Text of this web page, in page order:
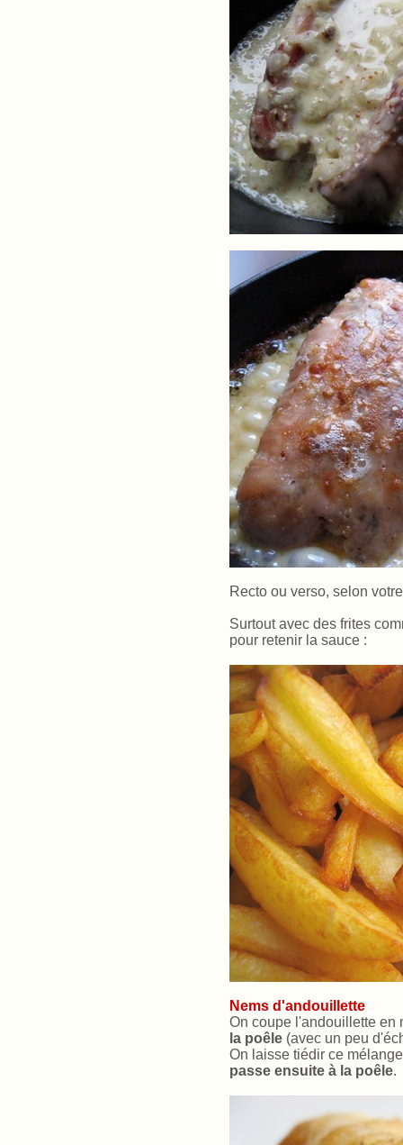
Recto ou verso, selon
Surtout avec des frites
pour retenir la sauce :
Nems d'andouillette
On coupe l'andouillette en
la poêle (avec un peu
On laisse tiédir ce
passe ensuite à la poêle.